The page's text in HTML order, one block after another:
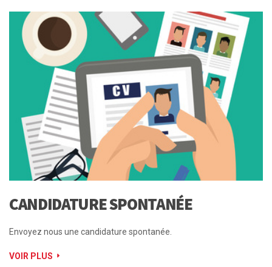
CANDIDATURE SPONTANÉE
Envoyez nous une candidature spontanée.
VOIR PLUS